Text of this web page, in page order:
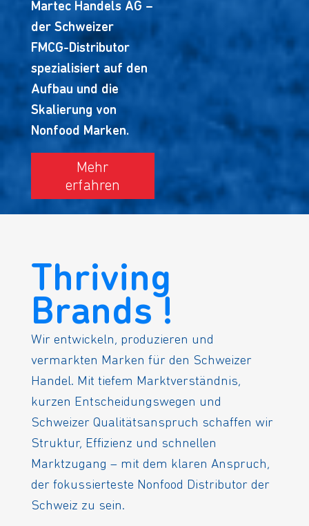
Martec Handels AG –
der Schweizer
FMCG-Distributor
spezialisiert auf den
Aufbau und die
Skalierung von
Nonfood Marken.
Mehr
erfahren
Thriving
Brands !
Wir entwickeln, produzieren und
vermarkten Marken für den Schweizer
Handel. Mit tiefem Marktverständnis,
kurzen Entscheidungswegen und
Schweizer Qualitätsanspruch schaffen wir
Struktur, Effizienz und schnellen
Marktzugang – mit dem klaren Anspruch,
der fokussierteste Nonfood Distributor der
Schweiz zu sein.